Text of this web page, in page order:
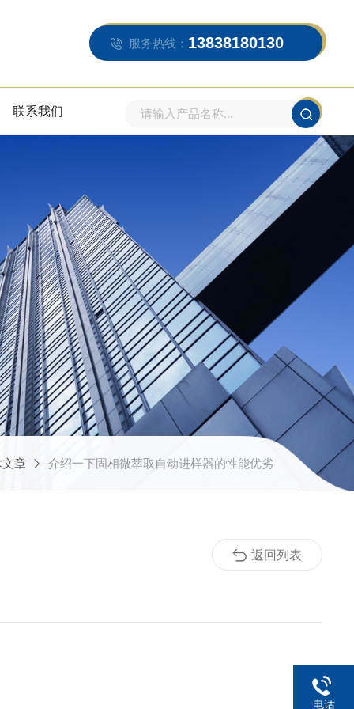
服务热线： 13838180130
联系我们
章 介绍一下固相微萃取自动进样器的性能优劣
返回列表
电话